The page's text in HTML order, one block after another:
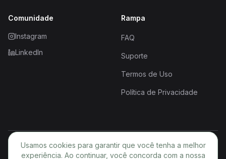
Comunidade
Instagram
LinkedIn
Rampa
FAQ
Suporte
Termos de Uso
Política de Privacidade
© 2026 Rampa. Todos os direitos reservados.
Usamos cookies para garantir que você tenha a melhor
experiência. Ao continuar, você concorda com a nossa